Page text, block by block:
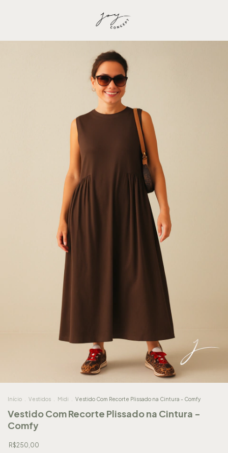
Início Vestidos Midi Vestido Com Recorte Plissado na Cintura - Comfy
Vestido Com Recorte Plissado na Cintura -
Comfy
R$250,00